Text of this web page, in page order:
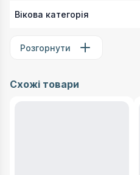
Вікова категорія
Розгорнути
Схожі товари